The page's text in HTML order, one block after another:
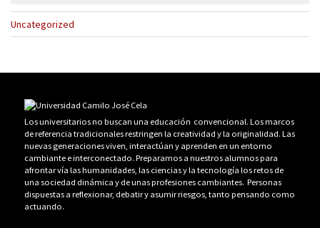
Uncategorized
Los universitarios no buscan una educación convencional. Los marcos
de referencia tradicionales restringen la creatividad y la originalidad. Las
nuevas generaciones viven, interactúan y aprenden en un entorno
cambiante e interconectado. Preparamos a nuestros alumnos para
afrontar vía las humanidades, las ciencias y la tecnología los retos de
una sociedad dinámica y de unas profesiones cambiantes. Personas
dispuestas a reflexionar, debatir y asumir riesgos, tanto pensando como
actuando.